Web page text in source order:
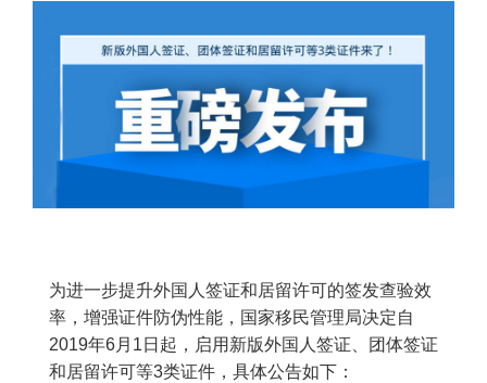
为进一步提升外国人签证和居留许可的签发查验效
率，增强证件防伪性能，国家移民管理局决定自
2019年6月1日起，启用新版外国人签证、团体签证
和居留许可等3类证件，具体公告如下：